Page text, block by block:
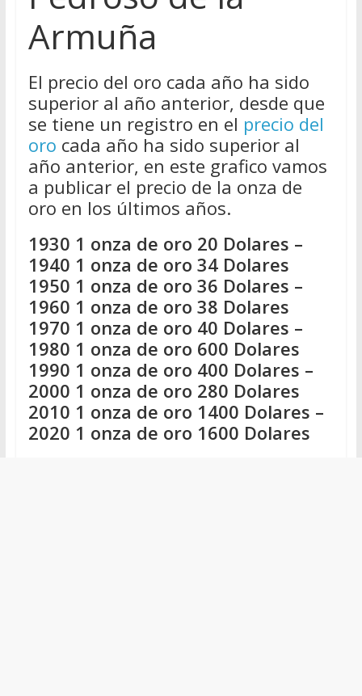
Armuña
El precio del oro cada año ha sido
superior al año anterior, desde que
se tiene un registro en el precio del
oro cada año ha sido superior al
año anterior, en este grafico vamos
a publicar el precio de la onza de
oro en los últimos años.
1930 1 onza de oro 20 Dolares –
1940 1 onza de oro 34 Dolares
1950 1 onza de oro 36 Dolares –
1960 1 onza de oro 38 Dolares
1970 1 onza de oro 40 Dolares –
1980 1 onza de oro 600 Dolares
1990 1 onza de oro 400 Dolares –
2000 1 onza de oro 280 Dolares
2010 1 onza de oro 1400 Dolares –
2020 1 onza de oro 1600 Dolares